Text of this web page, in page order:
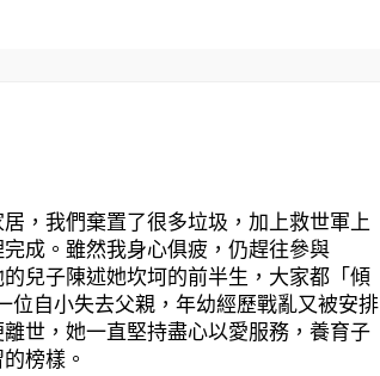
，我們棄置了很多垃圾，加上救世軍上
成。雖然我身心俱疲，仍趕往參與
兒子陳述她坎坷的前半生，大家都「傾
位自小失去父親，年幼經歷戰亂又被安排
世，她一直堅持盡心以愛服務，養育子
榜樣。